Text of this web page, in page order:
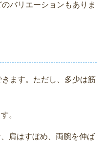
バリエーションもありま
ます。ただし、多少は筋
。
肩はすぼめ、両腕を伸ば